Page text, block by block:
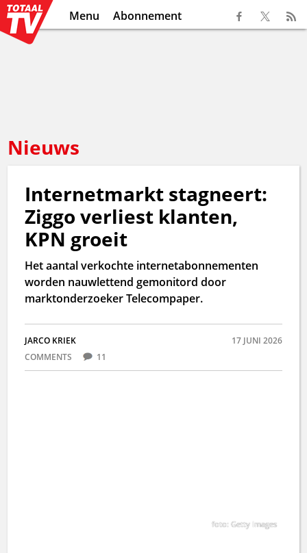
Menu Abonnement
Nieuws
Internetmarkt stagneert:
Ziggo verliest klanten,
KPN groeit
Het aantal verkochte internetabonnementen
worden nauwlettend gemonitord door
marktonderzoeker Telecompaper.
JARCO KRIEK
17 JUNI 2026
COMMENTS
11
foto: Getty Images